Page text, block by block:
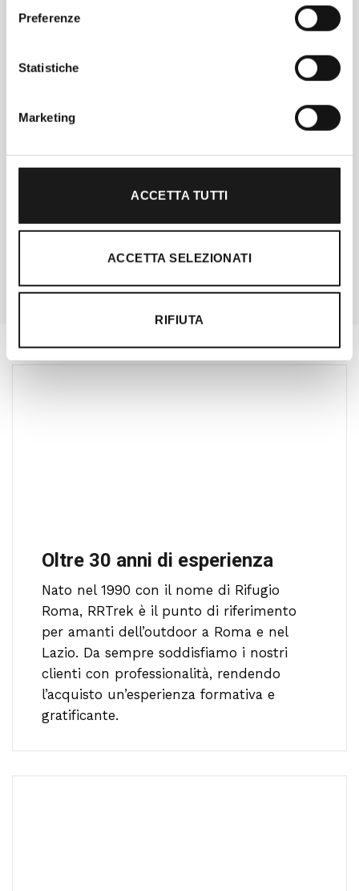
Preferenze
Statistiche
Marketing
ACCETTA TUTTI
ACCETTA SELEZIONATI
RIFIUTA
Chiedi ad un esperto
Oltre 30 anni di esperienza
Nato nel 1990 con il nome di Rifugio
Roma, RRTrek è il punto di riferimento
per amanti dell’outdoor a Roma e nel
Lazio. Da sempre soddisfiamo i nostri
clienti con professionalità, rendendo
l’acquisto un’esperienza formativa e
gratificante.